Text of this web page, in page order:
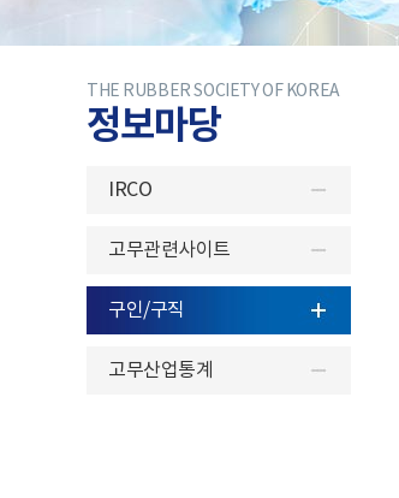
THE RUBBER SOCIETY OF KOREA
정보마당
IRCO
고무관련사이트
구인/구직
고무산업통계